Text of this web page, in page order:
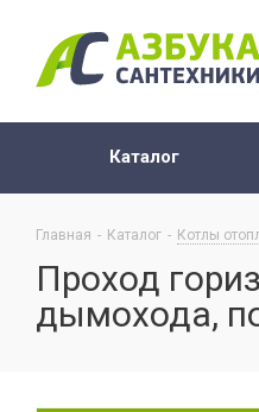
Каталог
Главная - Каталог - Котлы
Проход
дымохода,